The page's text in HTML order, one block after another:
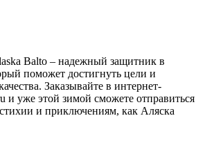
Balto – надежный защитник в
поможет достигнуть цели и
Заказывайте в интернет-
и уже этой зимой сможете отправиться
и приключениям, как Аляска